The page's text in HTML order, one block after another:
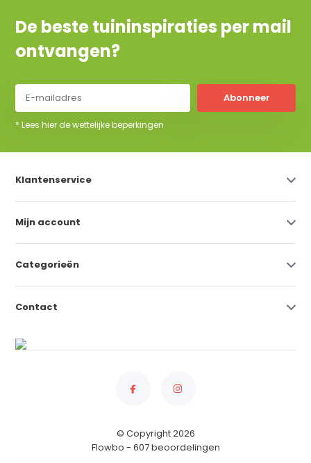
De beste tuininspiraties per mail
ontvangen?
Abonneer
* Lees hier de wettelijke beperkingen
Klantenservice
Mijn account
Categorieën
Contact
© Copyright 2026
Flowbo - 607 beoordelingen